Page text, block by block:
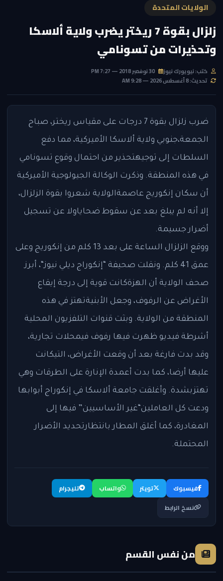
الولايات المتحدة
زلزال بقوة 7 ريختر يضرب ولاية ألاسكا
وتحذيرات من تسونامي
كتب: نيويورك نيوز
تحديث: 8 أغسطس 2026 — 9:28 AM
ضرب زلزال بقوة 7 درجات على مقياس ريختر، صباح
الجمعة،جنوبي ولاية ألاسكا الأميركية، مما دفع
السلطات إلى توجيهتحذير من احتمال وقوع تسونامي
في هذه المنطقة. وذكرت الوكالة الجيولوجية الأميركية
أن سكان إنكوريج عاصمةالولاية شعروا بقوة الزلزال،
إلا أنه لم يبلغ بعد عن سقوط ضحاياولا عن تسجيل
أضرار جسيمة.
ووقع الزلزال الساعة على بعد 13 كلم من إنكوريج وعلى
عمق 41 كلم. ونقلت صحيفة “إنكوراج ديلي نيوز“، أبرز
صحف الولاية أن الهزةكانت قوية إلى درجة إيقاع
الأغراض عن الرفوف، وجعل الأبنيةتهتز في هذه
المنطقة من الولاية. وبثت قنوات التلفزيون المحلية
أشرطة فيديو ظهرت فيها رفوف فيمحلات تجارية،
وقد بدت فارغة بعد أن وقعت الأغراض، التيكانت
عليها أرضا، كما بدت أعمدة الإنارة على الطرقات وهي
تهتزبشدة. وأغلقت جامعة ألاسكا في إنكوراج أبوابها
ودعت كل العاملين“غير الأساسيين” فيها إلى
المغادرة، كما أغلق المطار بانتظارتحديد الأضرار
المحتملة.
فيسبوك تويتر واتساب
تليجرام
نسخ الرابط
من نفس القسم